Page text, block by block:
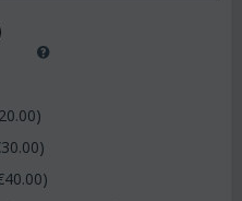
20.00)
30.00)
40.00)